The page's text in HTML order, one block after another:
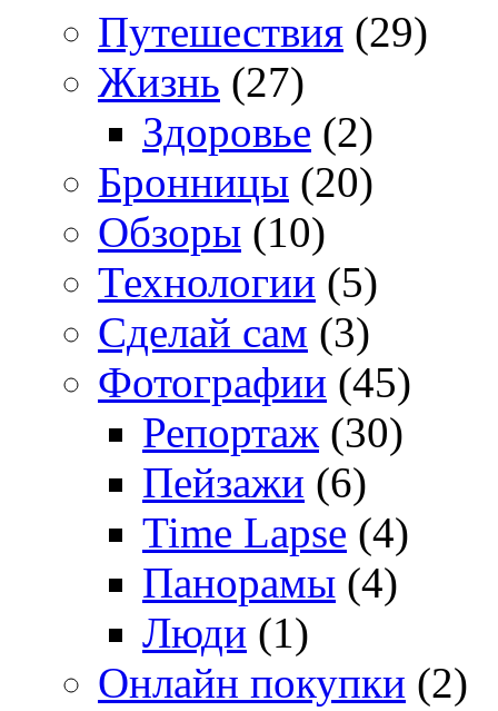
Путешествия (29)
Жизнь (27)
Здоровье (2)
Бронницы (20)
Обзоры (10)
Технологии (5)
Сделай сам (3)
Фотографии (45)
Репортаж (30)
Пейзажи (6)
Time Lapse (4)
Панорамы (4)
Люди (1)
Онлайн покупки (2)